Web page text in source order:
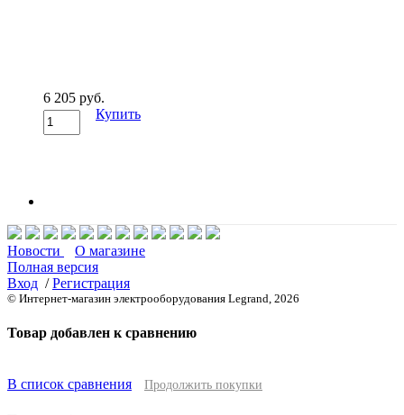
6 205 руб.
Купить
Новости
О магазине
Полная версия
Вход /Регистрация
© Интернет-магазин электрооборудования Legrand, 2026
Товар добавлен к сравнению
В список сравнения Продолжить покупки